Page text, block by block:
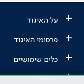
+ על האיגוד
+ פרסומי האיגוד
+ כלים שימושיים
+